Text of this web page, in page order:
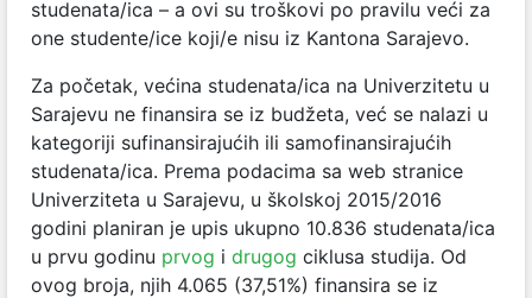
studenata/ica – a ovi su troškovi po pravilu veći za
one studente/ice koji/e nisu iz Kantona Sarajevo.
Za početak, većina studenata/ica na Univerzitetu u
Sarajevu ne finansira se iz budžeta, već se nalazi u
kategoriji sufinansirajućih ili samofinansirajućih
studenata/ica. Prema podacima sa web stranice
Univerziteta u Sarajevu, u školskoj 2015/2016
godini planiran je upis ukupno 10.836 studenata/ica
u prvu godinu prvog i drugog ciklusa studija. Od
ovog broja, njih 4.065 (37,51%) finansira se iz